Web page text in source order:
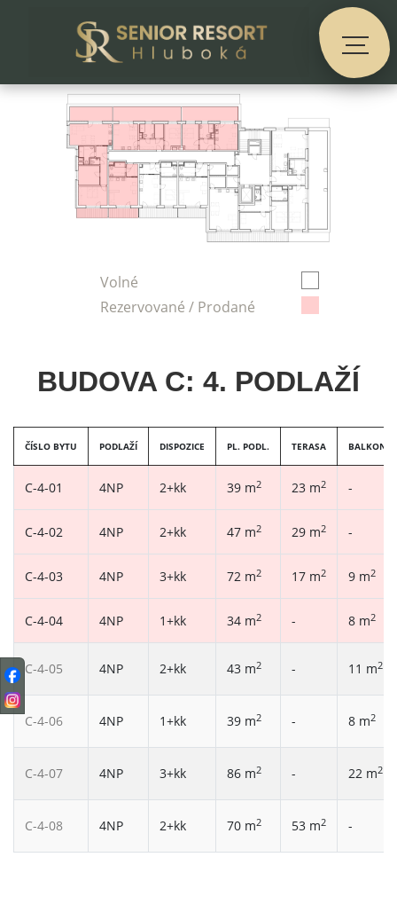
Volné
Rezervované / Prodané
BUDOVA C: 4. PODLAŽÍ
ČÍSLO BYTU PODLAŽÍ DISPOZICE PL. PODL. TERASA BALKON
C-4-01 4NP 2+kk 39 m2 23 m2 -
C-4-02 4NP 2+kk 47 m2 29 m2 -
C-4-03 4NP 3+kk 72 m2 17 m2 9 m2
C-4-04 4NP 1+kk 34 m2 - 8 m2
C-4-05 4NP 2+kk 43 m2 - 11 m2
C-4-06 4NP 1+kk 39 m2 - 8 m2
C-4-07 4NP 3+kk 86 m2 - 22 m2
C-4-08 4NP 2+kk 70 m2 53 m2 -